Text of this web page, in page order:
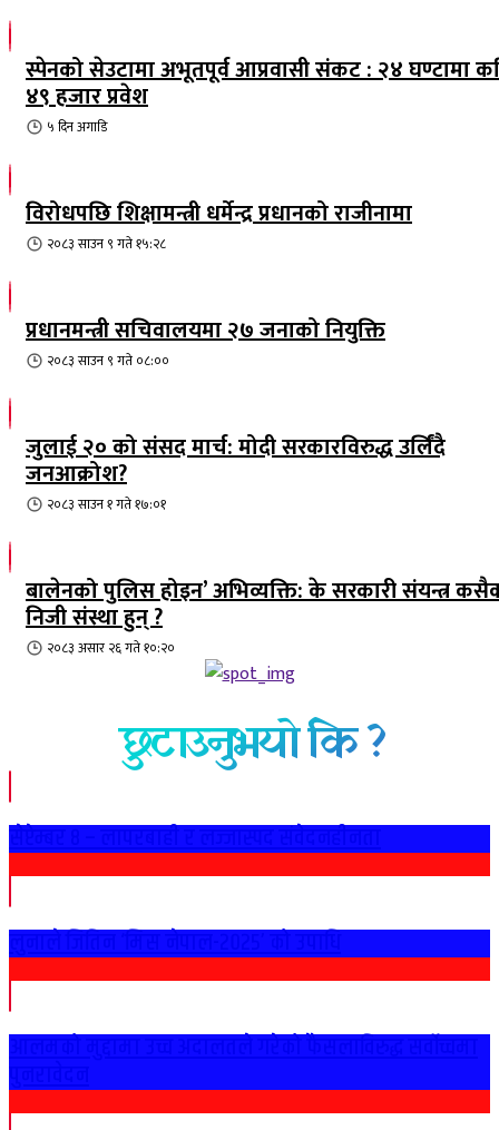
स्पेनको सेउटामा अभूतपूर्व आप्रवासी संकट : २४ घण्टामा
४९ हजार प्रवेश
५ दिनअगाडि
विरोधपछि शिक्षामन्त्री धर्मेन्द्र प्रधानको राजीनामा
२०८३ साउन ९ गते १५:२८
प्रधानमन्त्री सचिवालयमा २७ जनाको नियुक्ति
२०८३ साउन ९ गते ०८:००
जुलाई २० को संसद मार्च: मोदी सरकारविरुद्ध उर्लिंदै
जनआक्रोश?
२०८३ साउन १ गते १७:०१
बालेनको पुलिस होइन’ अभिव्यक्ति: के सरकारी संयन्त्र
निजी संस्था हुन् ?
२०८३ असार २६ गते १०:२०
छुटाउनुभयो कि ?